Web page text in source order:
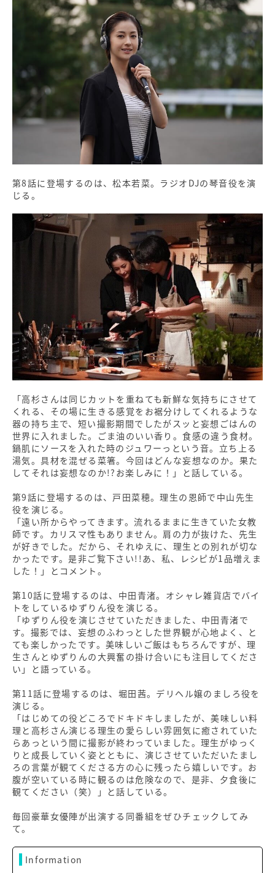
第8話に登場するのは、松本若菜。ラジオDJの琴音役を演
じる。
「高杉さんは同じカットを重ねても新鮮な気持ちにさせて
くれる、その場に生きる感覚をお裾分けしてくれるような
器の持ち主で、短い撮影期間でしたがスッと妄想ごはんの
世界に入れました。ごま油のいい香り。食感の違う食材。
鍋肌にソースを入れた時のジュワーっという音。立ち上る
湯気。具材を混ぜる菜箸。今回はどんな妄想なのか。果た
してそれは妄想なのか!?お楽しみに！」と話している。
第9話に登場するのは、戸田菜穂。理生の恩師で中山先生
役を演じる。
「遠い所からやってきます。流れるままに生きていた女教
師です。カリスマ性もありません。肩の力が抜けた、先生
が好きでした。だから、それゆえに、理生との別れが切な
かったです。是非ご覧下さい!!あ、私、レシピが1品増えま
した！」とコメント。
第10話に登場するのは、中田青渚。オシャレ雑貨店でバイ
トをしているゆずりん役を演じる。
「ゆずりん役を演じさせていただきました、中田青渚で
す。撮影では、妄想のふわっとした世界観が心地よく、と
ても楽しかったです。美味しいご飯はもちろんですが、理
生さんとゆずりんの大興奮の掛け合いにも注目してくださ
い」と語っている。
第11話に登場するのは、堀田茜。デリヘル嬢のましろ役を
演じる。
「はじめての役どころでドキドキしましたが、美味しい料
理と高杉さん演じる理生の愛らしい雰囲気に癒されていた
らあっという間に撮影が終わっていました。理生がゆっく
りと成長していく姿とともに、演じさせていただいたまし
ろの言葉が観てくださる方の心に残ったら嬉しいです。お
腹が空いている時に観るのは危険なので、是非、夕食後に
観てください（笑）」と話している。
毎回豪華女優陣が出演する同番組をぜひチェックしてみ
て。
Information